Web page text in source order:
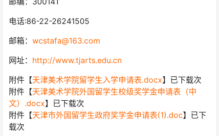
电话:86-22-26241505
邮箱： wcstafa@163.com
网址： http://www.tjarts.edu.cn
附件【天津美术学院留学生入学申请表.docx】已下载次
附件【天津美术学院外国留学生校级奖学金申请表（中
文）.docx】已下载次
附件【天津市外国留学生政府奖学金申请表(1).doc】已下
载次